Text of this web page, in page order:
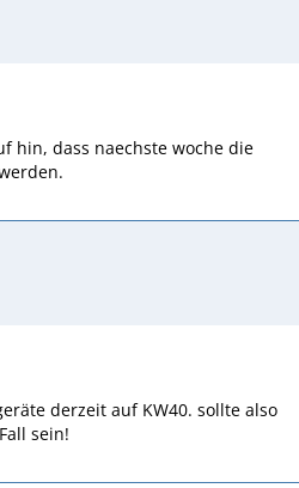
hin, dass naechste woche die
derzeit auf KW40. sollte also
sein!